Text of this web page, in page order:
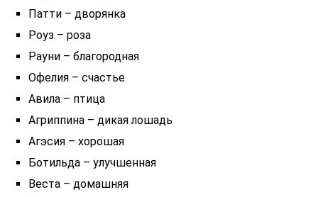
Патти – дворянка
Роуз – роза
Рауни – благородная
Офелия – счастье
Авила – птица
Агриппина – дикая лошадь
Агэсия – хорошая
Ботильда – улучшенная
Веста – домашняя